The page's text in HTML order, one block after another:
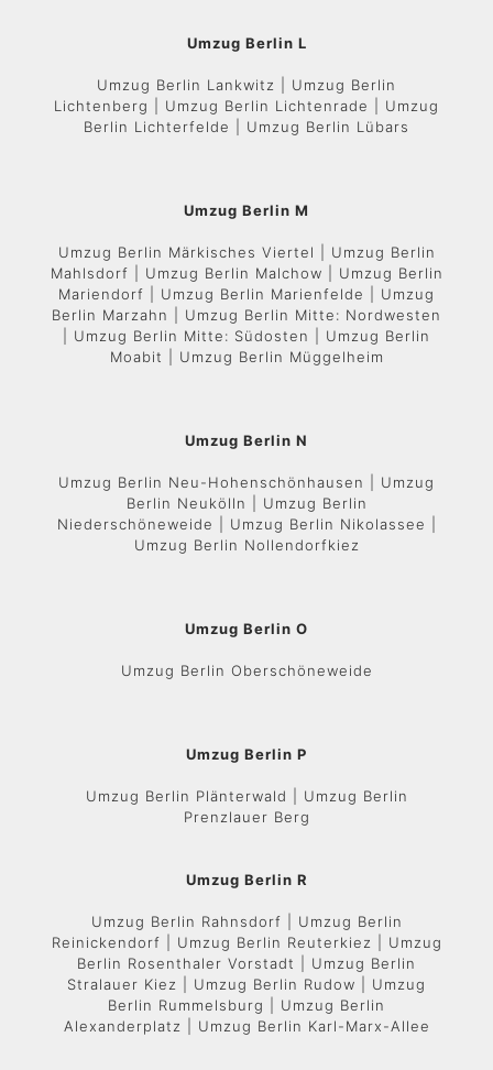
Umzug Berlin L
Umzug Berlin Lankwitz | Umzug Berlin
Lichtenberg | Umzug Berlin Lichtenrade | Umzug
Berlin Lichterfelde | Umzug Berlin Lübars
Umzug Berlin M
Umzug Berlin Märkisches Viertel | Umzug Berlin
Mahlsdorf | Umzug Berlin Malchow | Umzug Berlin
Mariendorf | Umzug Berlin Marienfelde | Umzug
Berlin Marzahn | Umzug Berlin Mitte: Nordwesten
| Umzug Berlin Mitte: Südosten | Umzug Berlin
Moabit | Umzug Berlin Müggelheim
Umzug Berlin N
Umzug Berlin Neu-Hohenschönhausen | Umzug
Berlin Neukölln | Umzug Berlin
Niederschöneweide | Umzug Berlin Nikolassee |
Umzug Berlin Nollendorfkiez
Umzug Berlin O
Umzug Berlin Oberschöneweide
Umzug Berlin P
Umzug Berlin Plänterwald | Umzug Berlin
Prenzlauer Berg
Umzug Berlin R
Umzug Berlin Rahnsdorf | Umzug Berlin
Reinickendorf | Umzug Berlin Reuterkiez | Umzug
Berlin Rosenthaler Vorstadt | Umzug Berlin
Stralauer Kiez | Umzug Berlin Rudow | Umzug
Berlin Rummelsburg | Umzug Berlin
Alexanderplatz | Umzug Berlin Karl-Marx-Allee